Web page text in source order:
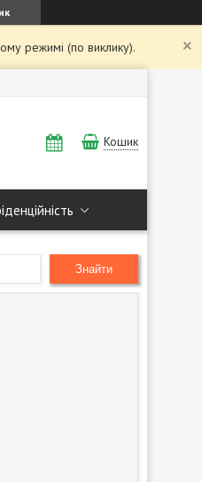
режимі (по виклику).
Кошик
Знайти